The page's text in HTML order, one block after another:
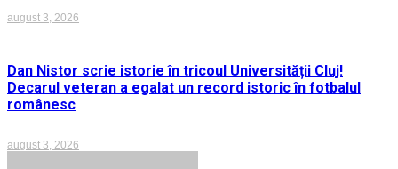
august 3, 2026
Dan Nistor scrie istorie în tricoul Universității Cluj!
Decarul veteran a egalat un record istoric în fotbalul
românesc
august 3, 2026